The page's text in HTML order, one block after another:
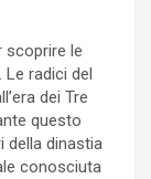
scoprire le
radici del
dei Tre
questo
della dinastia
conosciuta